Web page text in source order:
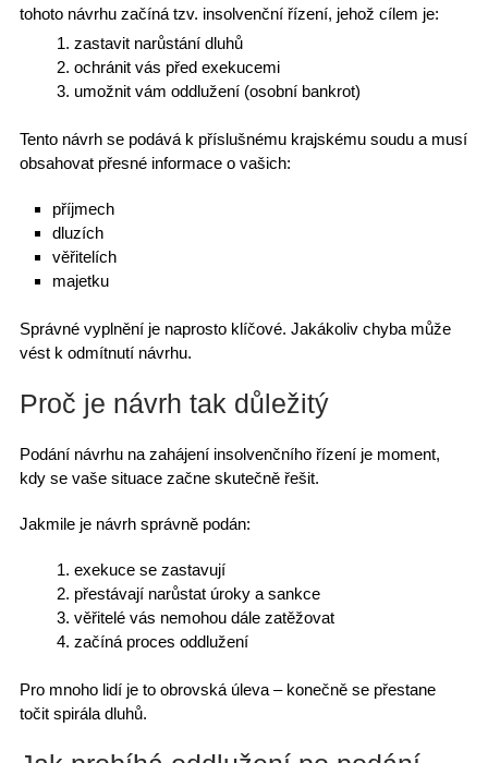
tohoto návrhu začíná tzv. insolvenční řízení, jehož cílem je:
zastavitnarůstání dluhů
ochránit vás před exekucemi
umožnit vám oddlužení(osobní bankrot)
Tento návrh se podává k příslušnému krajskému soudua musí
obsahovat přesné informace o vašich:
příjmech
dluzích
věřitelích
majetku
Správné vyplnění je naprosto klíčové. Jakákoliv chyba může
vést k odmítnutí návrhu.
Proč je návrh tak důležitý
Podání návrhu na zahájení insolvenčního řízení je moment,
kdy se vaše situace začne skutečně řešit.
Jakmile je návrh správně podán:
exekuce se zastavují
přestávají narůstat úrokya sankce
věřitelé vás nemohou dále zatěžovat
začíná proces oddlužení
Pro mnoho lidí je to obrovská úleva– konečně se přestane
točit spirála dluhů.